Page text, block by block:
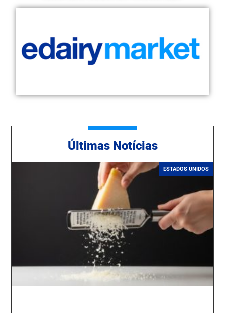
Ú ltimas Notícias
ESTADOS UNIDOS